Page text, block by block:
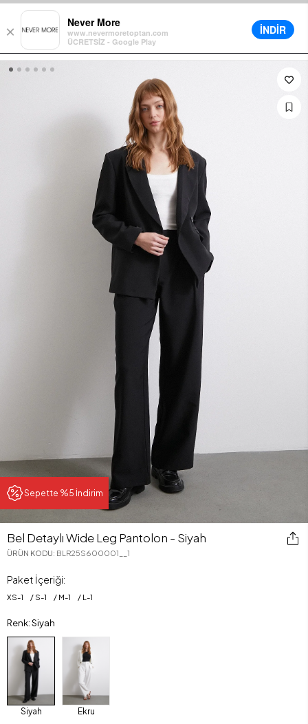
×
Never More
www.nevermoretoptan.com
ÜCRETSİZ - Google Play
İNDİR
Sepette Ek %5 İndirim
Sepette %5 İndirim
Bel Detaylı Wide Leg Pantolon - Siyah
ÜRÜN KODU: BLR25S600001__1
Paket İçeriği:
XS-1 S-1 M-1 L -1
Renk: Siyah
Siyah Ekru